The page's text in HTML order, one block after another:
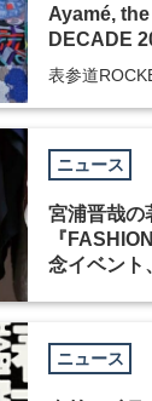
Ayamé,
DECADE
表参道
ニュース
宮浦晋哉の
『
念イベント
ニュース